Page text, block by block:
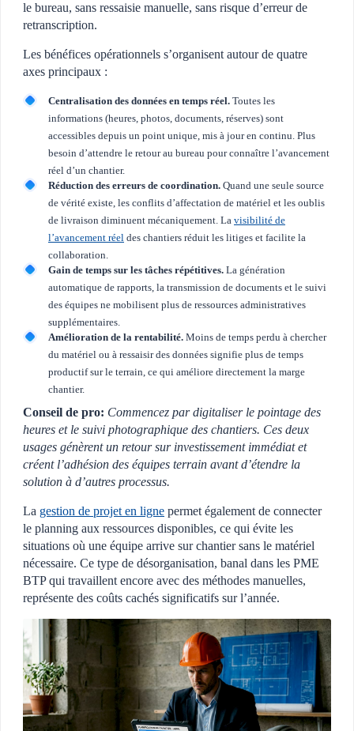
le bureau, sans ressaisie manuelle, sans risque d’erreur de
retranscription.
Les bénéfices opérationnels s’organisent autour de quatre
axes principaux :
Centralisation des données en temps réel. Toutes les
informations (heures, photos, documents, réserves) sont
accessibles depuis un point unique, mis à jour en continu. Plus
besoin d’attendre le retour au bureau pour connaître l’avancement
réel d’un chantier.
Réduction des erreurs de coordination. Quand une seule source
de vérité existe, les conflits d’affectation de matériel et les oublis
de livraison diminuent mécaniquement. La visibilité de
l’avancement réel des chantiers réduit les litiges et facilite la
collaboration.
Gain de temps sur les tâches répétitives. La génération
automatique de rapports, la transmission de documents et le suivi
des équipes ne mobilisent plus de ressources administratives
supplémentaires.
Amélioration de la rentabilité. Moins de temps perdu à chercher
du matériel ou à ressaisir des données signifie plus de temps
productif sur le terrain, ce qui améliore directement la marge
chantier.
Conseil de pro: Commencez par digitaliser le pointage des
heures et le suivi photographique des chantiers. Ces deux
usages génèrent un retour sur investissement immédiat et
créent l’adhésion des équipes terrain avant d’étendre la
solution à d’autres processus.
La gestion de projet en ligne permet également de connecter
le planning aux ressources disponibles, ce qui évite les
situations où une équipe arrive sur chantier sans le matériel
nécessaire. Ce type de désorganisation, banal dans les PME
BTP qui travaillent encore avec des méthodes manuelles,
représente des coûts cachés significatifs sur l’année.